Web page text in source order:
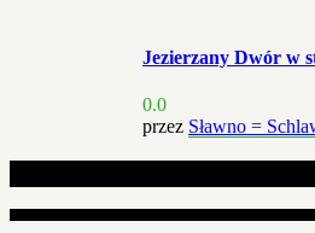
Jezierzany Dwór w
0.0
przez Sławno =